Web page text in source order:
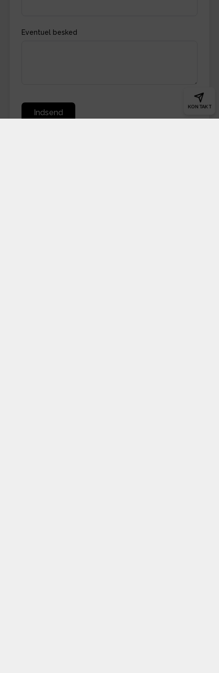
KONTAKT
Eventuel besked
Indsend